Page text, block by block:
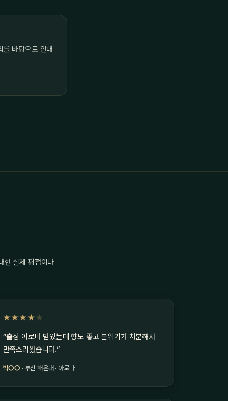
를 바탕으로 안내
한 실제 평점이나
★★★★ ★
“출장 아로마 받았는데 향도 좋고 분위기가 차분해서
만족스러웠습니다.”
박○○ · 부산 해운대 · 아로마